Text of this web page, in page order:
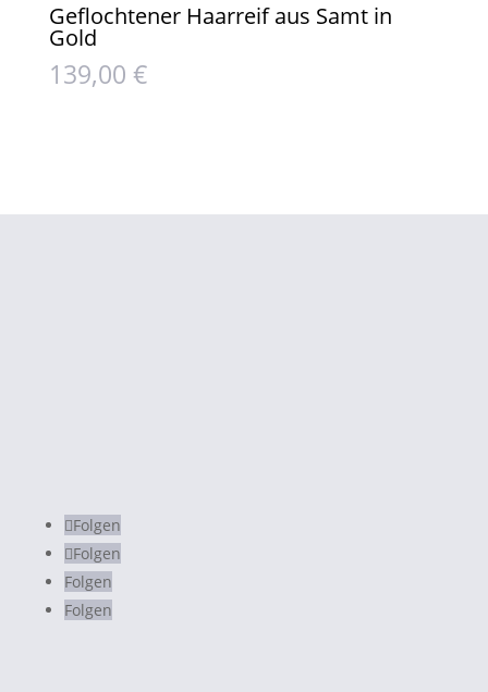
Geflochtener Haarreif aus Samt in
Gold
139,00 €
Folgen
Folgen
Folgen
Folgen